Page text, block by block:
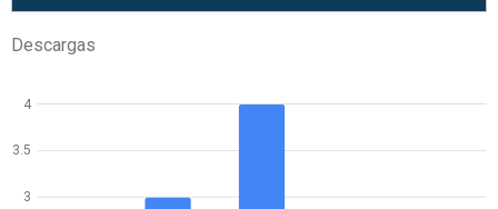
Descargas
3
3.5
4